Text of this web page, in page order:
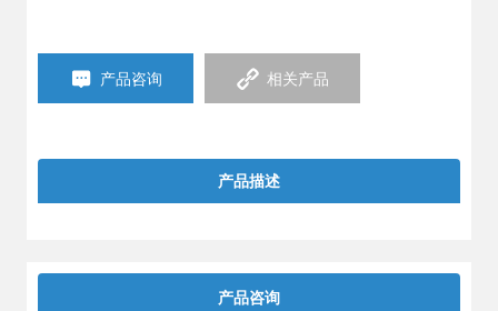
产品咨询 相关产品
产品描述
产品咨询